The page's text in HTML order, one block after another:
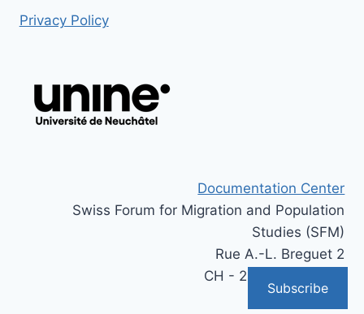
Privacy Policy
Documentation Center
Swiss Forum for Migration and Population
Studies (SFM)
Rue A.-L. Breguet 2
CH - 2000 Neuchâtel
Subscribe